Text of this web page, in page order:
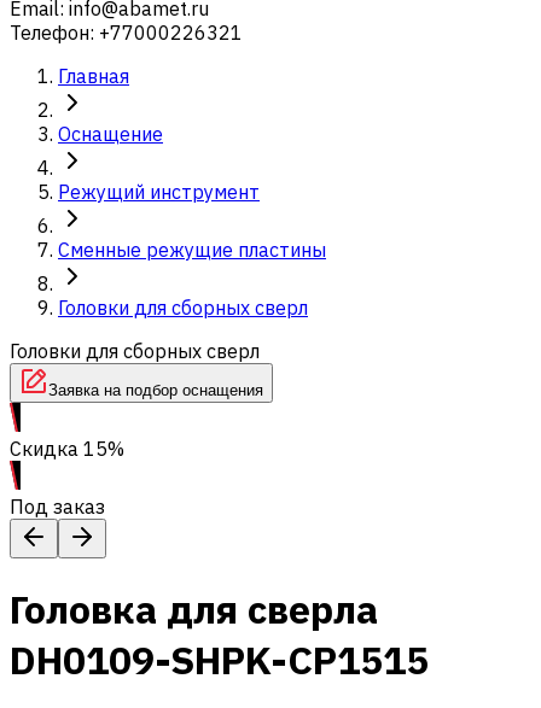
Email: info@abamet.ru
Телефон: +77000226321
Главная
Оснащение
Режущий инструмент
Сменные режущие пластины
Головки для сборных сверл
Головки для сборных сверл
Заявка на подбор оснащения
Скидка 15%
Под заказ
Головка для сверла
DH0109-SHPK-CP1515